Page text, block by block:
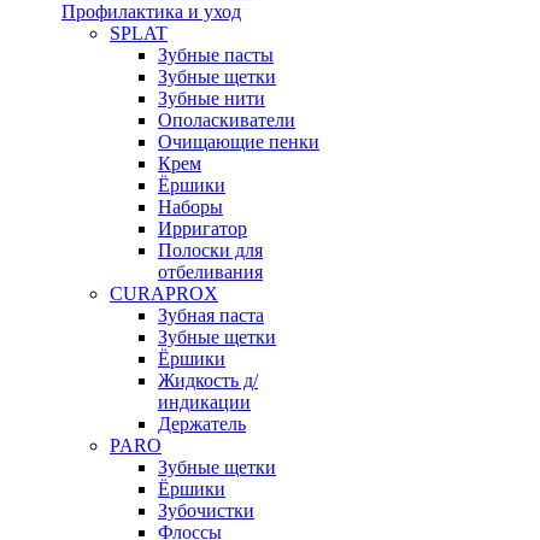
Профилактика и уход
SPLAT
Зубные пасты
Зубные щетки
Зубные нити
Ополаскиватели
Очищающие пенки
Крем
Ёршики
Наборы
Ирригатор
Полоски для
отбеливания
CURAPROX
Зубная паста
Зубные щетки
Ёршики
Жидкость д/
индикации
Держатель
PARO
Зубные щетки
Ёршики
Зубочистки
Флоссы